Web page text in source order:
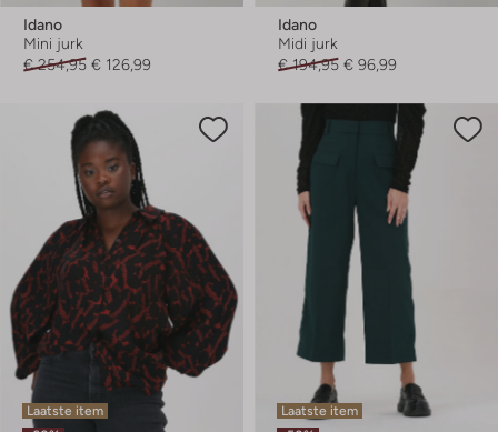
Idano
Mini jurk
€ 254,95 € 126,99
Idano
Midi jurk
€ 194,95 € 96,99
Laatste item
Laatste item